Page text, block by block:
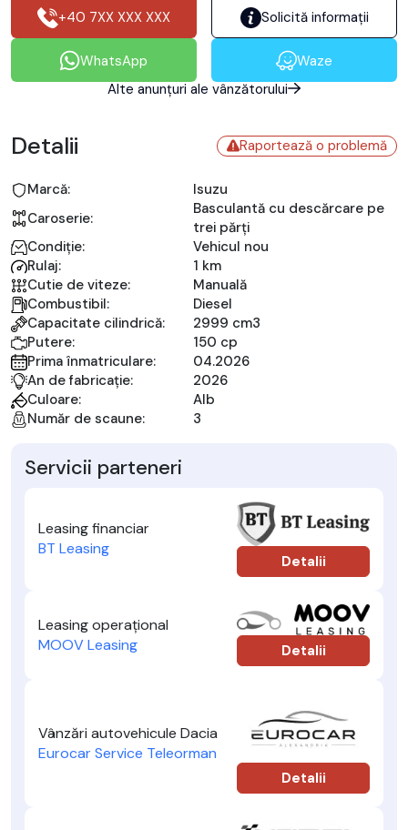
+40 7XX XXX XXX Solicită informații
WhatsApp
Waze
Alte anunțuri ale vânzătorului
Detalii Raportează o problemă
Marcă:
Isuzu
Caroserie:
Basculantă cu descărcare pe
trei părți
Condiție:
Vehicul nou
Rulaj:
1 km
Cutie de viteze:
Manuală
Combustibil:
Diesel
Capacitate cilindrică:
2999 cm3
Putere:
150 cp
Prima înmatriculare:
04.2026
An de fabricație:
2026
Culoare:
Alb
Număr de scaune:
3
Servicii parteneri
Leasing financiar
BT Leasing
Detalii
Leasing operațional
MOOV Leasing
Detalii
Vânzări autovehicule Dacia
Eurocar Service Teleorman
Detalii